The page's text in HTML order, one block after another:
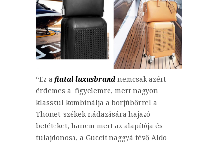
“Ez a fiatal luxusbrand nemcsak azért
érdemes a figyelemre, mert nagyon
klasszul kombinálja a borjúbőrrel a
Thonet-székek nádazására hajazó
betéteket, hanem mert az alapítója és
tulajdonosa, a Guccit naggyá tévő Aldo